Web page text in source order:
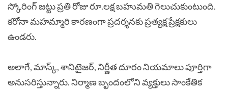
స్కోరింగ్ జట్టు ప్రతి రోజు రూ.లక్ష బహుమతి గెలుచుకుంటుంది.
కరోనా మహమ్మారి కారణంగా ప్రదర్శనకు ప్రత్యక్ష ప్రేక్షకులు
ఉండరు.
అలాగే, మాస్క్‌, శానిటైజర్, నిర్ణీత దూరం నియమాలు పూర్తిగా
అనుసరిస్తున్నారు. నిర్మాణ బృందంలోని వ్యక్తులు సాంకేతిక